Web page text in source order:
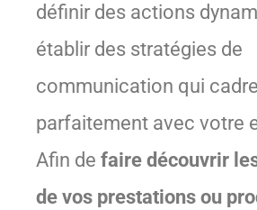
définir des actions
établir des stratégies de
communication qui
parfaitement avec votre
Afin de faire découvrir
de vos prestations ou